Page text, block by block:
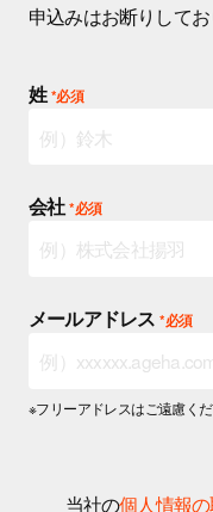
申込みはお断りしてお
姓
会社
メールアドレス
※フリーアドレスはご遠慮く
当社の個人情報